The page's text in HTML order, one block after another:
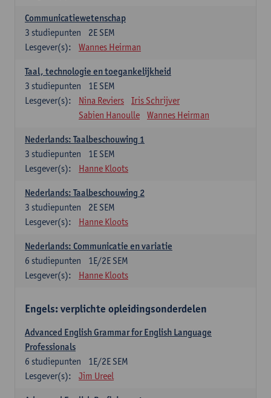
Communicatiewetenschap
2E SEM
3 studiepunten
Lesgever(s):
Wannes Heirman
Taal, technologie en toegankelijkheid
1E SEM
3 studiepunten
Lesgever(s):
Nina Reviers
Iris Schrijver
Sabien Hanoulle
Wannes Heirman
Nederlands: Taalbeschouwing 1
1E SEM
3 studiepunten
Lesgever(s):
Hanne Kloots
Nederlands: Taalbeschouwing 2
2E SEM
3 studiepunten
Lesgever(s):
Hanne Kloots
Nederlands: Communicatie en variatie
1E/2E SEM
6 studiepunten
Lesgever(s):
Hanne Kloots
Engels: verplichte opleidingsonderdelen
Advanced English Grammar for English Language
Professionals
1E/2E SEM
6 studiepunten
Lesgever(s):
Jim Ureel